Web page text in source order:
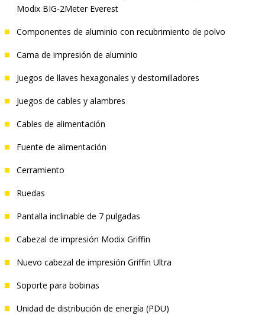
Modix BIG-2Meter Everest
Componentes de aluminio con recubrimiento de polvo
Cama de impresión de aluminio
Juegos de llaves hexagonales y destornilladores
Juegos de cables y alambres
Cables de alimentación
Fuente de alimentación
Cerramiento
Ruedas
Pantalla inclinable de 7 pulgadas
Cabezal de impresión Modix Griffin
Nuevo cabezal de impresión Griffin Ultra
Soporte para bobinas
Unidad de distribución de energía (PDU)